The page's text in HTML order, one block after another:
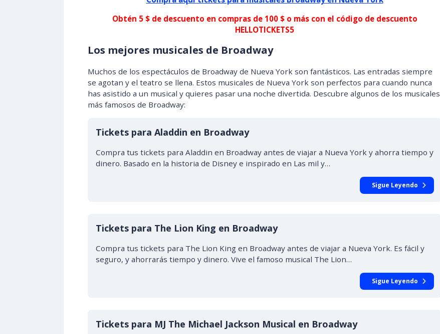
Obtén 5 $ de descuento en compras de 100 $ o más con el código de descuento
HELLOTICKETS5
Los mejores musicales de Broadway
Muchos de los espectáculos de Broadway de Nueva York son fantásticos. Las entradas siempre
se agotan y el teatro se llena. Estos musicales de Nueva York son perfectos para cuando nunca
has asistido a un musical y quieres pasar una noche divertida. Descubre algunos de los musicales
más famosos de Broadway:
Tickets para Aladdin en Broadway
Compra tus tickets para Aladdin en Broadway antes de viajar a Nueva York y ahorra tiempo y
dinero. Basado en la historia de Disney e inspirado en Las mil y…
Sigue Leyendo
Tickets para The Lion King en Broadway
Compra tus tickets para The Lion King en Broadway antes de viajar a Nueva York. Es fácil y
seguro, y ahorrarás tiempo y dinero. Vive el famoso musical The Lion…
Sigue Leyendo
Tickets para MJ The Michael Jackson Musical en Broadway